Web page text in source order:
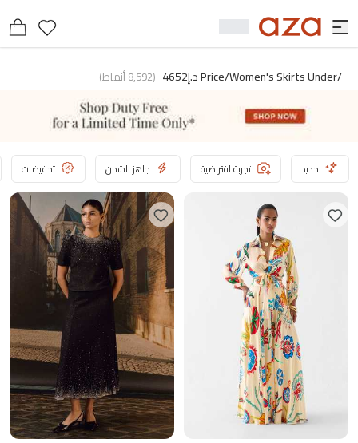
/price/women's Skirts Under د.إ4652 (
8,592أنماط)
جديد تجربة افتراضية جاهز للشحن تخفيضات